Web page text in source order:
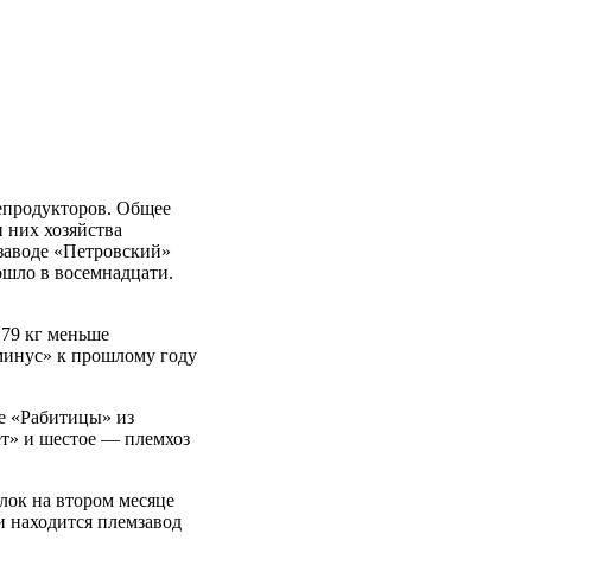
Общее
хозяйства
«Петровский»
в восемнадцати.
79 кг меньше
к прошлому году
«Рабитицы» из
и шестое — племхоз
на втором месяце
племзавод